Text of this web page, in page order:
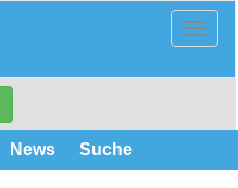
News Suche